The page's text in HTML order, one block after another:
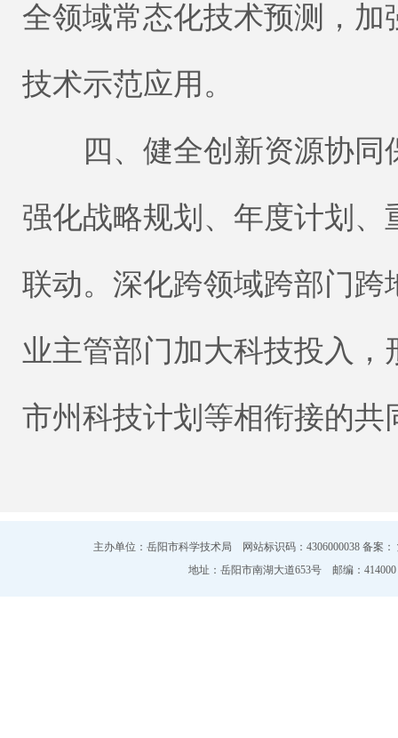
全领域常态化技术预测，
技术示范应用。
四、健全创新资源协同
强化战略规划、年度计划
联动。深化跨领域跨部门
业主管部门加大科技投入
市州科技计划等相衔接的共
主办单位：岳阳市科学技术局 网站标识码：4306000038 备案：
地址：岳阳市南湖大道653号 邮编：